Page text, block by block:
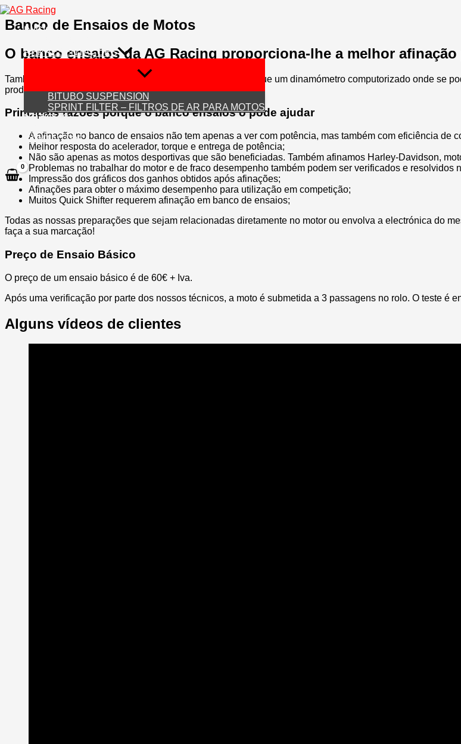
Skip
to
contentINÍCIO
REPRESENTAÇÕES
BITUBO SUSPENSION
SPRINT FILTER – FILTROS DE AR PARA MOTOS
NOTÍCIAS
CONTACTOS
Banco de Ensaios de Motos​
O banco ensaios da AG Racing proporciona-lhe a melhor
Também designados por banco de potência, não é mais do que um dinamómetro computorizado onde se
produzidos pelo motor e debitados à roda.
Principais razões porque o banco ensaios o pode ajudar
A afinação no banco de ensaios não tem apenas a ver com potência, mas também com eficiência de
Melhor resposta do acelerador, torque e entrega de potência;
Não são apenas as motos desportivas que são beneficiadas. Também afinamos Harley-Davidson,
Problemas no trabalhar do motor e de fraco desempenho também podem ser verificados e resolvidos
Impressão dos gráficos dos ganhos obtidos após afinações;
Afinações para obter o máximo desempenho para utilização em competição;
Muitos Quick Shifter requerem afinação em banco de ensaios;
Todas as nossas preparações que sejam relacionadas diretamente no motor ou envolva a electrónica do
faça a sua marcação!
Preço de Ensaio Básico
O preço de um ensaio básico é de 60€ + Iva.
Após uma verificação por parte dos nossos técnicos, a moto é submetida a 3 passagens no rolo. O teste é
Alguns vídeos de clientes